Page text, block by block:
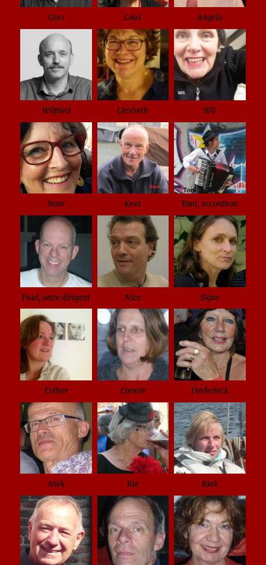
Cees Lous Angela
Wilfried Liesbeth Wil
Noor Kees Toni, accordeon
Paul, onze dirigent Nico Signe
Esther Connie Frederieck
Niek Rie Kiek